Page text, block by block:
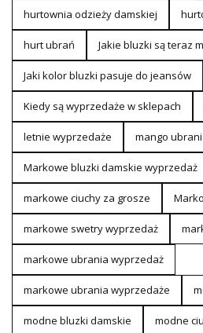
hurtownia odzieży damskiej
hurt ubrań Jakie bluzki są teraz
Jaki kolor bluzki pasuje do jeansów
Kiedy są wyprzedaże w sklepach
letnie wyprzedaże mango
Markowe bluzki damskie wyprzedaż
markowe ciuchy za grosze
markowe swetry wyprzedaż
markowe ubrania wyprzedaż
markowe ubrania wyprzedaże
modne bluzki damskie modne